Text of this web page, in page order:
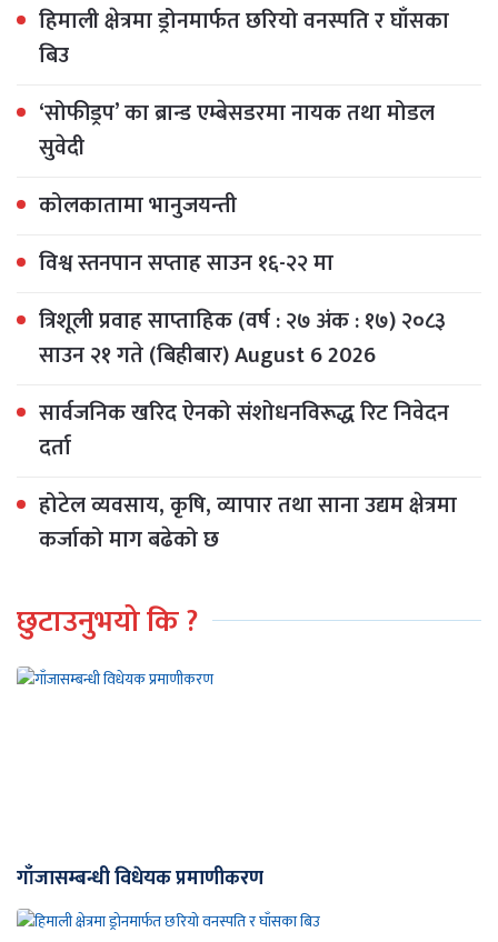
हिमाली क्षेत्रमा ड्रोनमार्फत छरियो वनस्पति र घाँसका
बिउ
‘सोफीड्रप’ का ब्रान्ड एम्बेसडरमा नायक तथा मोडल
सुवेदी
कोलकातामा भानुजयन्ती
विश्व स्तनपान सप्ताह साउन १६-२२ मा
त्रिशूली प्रवाह साप्ताहिक (वर्ष : २७ अंक : १७) २०८३
साउन २१ गते (बिहीबार) August 6 2026
सार्वजनिक खरिद ऐनको संशोधनविरूद्ध रिट निवेदन
दर्ता
होटेल व्यवसाय, कृषि, व्यापार तथा साना उद्यम क्षेत्रमा
कर्जाको माग बढेको छ
छुटाउनुभयो कि ?
गाँजासम्बन्धी विधेयक प्रमाणीकरण